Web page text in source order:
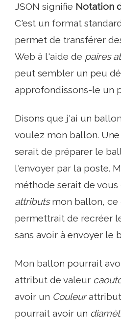
JSON signifie Notation
C'est un format
permet de transférer
Web à l'aide de paires
peut sembler un peu
approfondissons-le un
Disons que j'ai un
voulez mon ballon.
serait de préparer le
l'envoyer par la poste.
méthode serait de vous
attributsmon ballon, ce
permettrait de recréer
sans avoir à envoyer le
Mon ballon pourrait
attribut de valeur
avoir un Couleurattribut
pourrait avoir un